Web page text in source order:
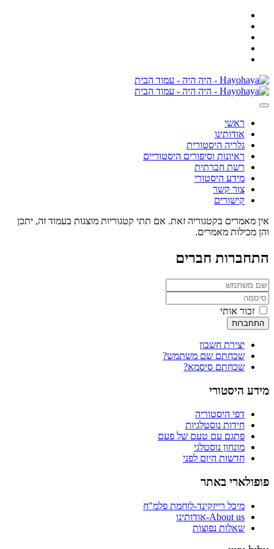
ראשי
אודותינו
גלריה היסטורית
ראיונות וסיפורים היסטוריים
רשת חברתית
מידע היסטורי
צור קשר
קישורים
אין מאמרים בקטגוריה זאת. אם תתי קטגוריות מוצגות בעמוד זה, יתכן
והן מכילות מאמרים.
התחברות חברים
זכור אותי
התחברות
יצירת חשבון
שכחתם שם משתמש?
שכחתם סיסמא?
מידע היסטורי
דפי היסטוריה
חידות נוסטלגיות
פתגם עם טעם של פעם
מונחון נוסטלגי
חדשות היום לפני
פופולארי באתר
מיכל רייזקינד-לוחמת פלמ"ח
About us-אודותינו
שאלות נפוצות